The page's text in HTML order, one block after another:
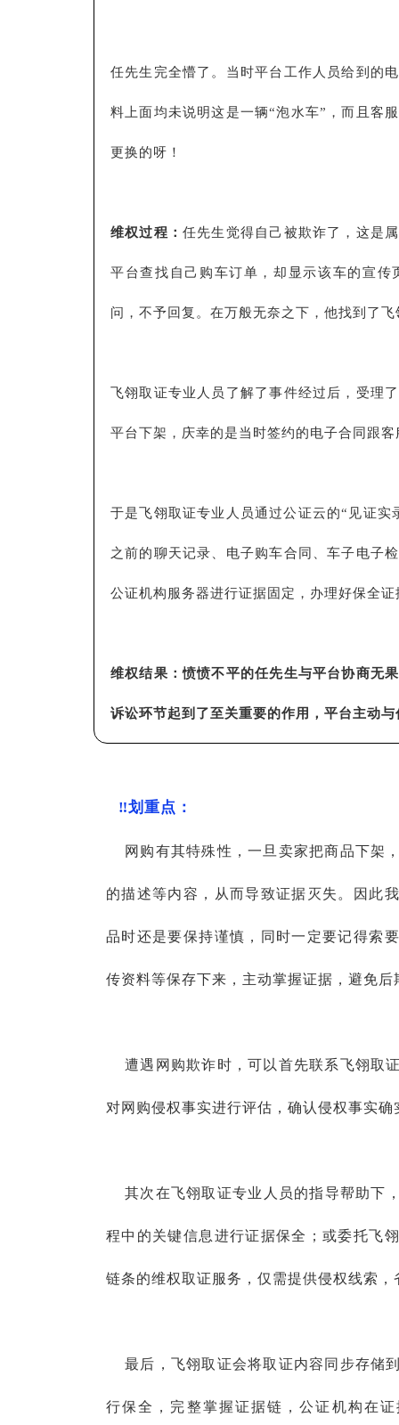
任先生完全懵了。当时平台工作人员给到的
料上面均未说明这是一辆“泡水车”，而且客
更换的呀！
维权过程：任先生觉得自己被欺诈了，这是
平台查找自己购车订单，却显示该车的宣
问，不予回复。在万般无奈之下，他找到了
飞翎取证专业人员了解了事件经过后，受理
平台下架，庆幸的是当时签约的电子合同跟
于是飞翎取证专业人员通过公证云的“见证
之前的聊天记录、电子购车合同、车子电子
公证机构服务器进行证据固定，办理好保全
维权结果：愤愤不平的任先生与平台协商无
诉讼环节起到了至关重要的作用，平台主动
‼️划重点：
网购有其特殊性，一旦卖家把商品下架
的描述等内容，从而导致证据灭失。因此
品时还是要保持谨慎，同时一定要记得索
传资料等保存下来，主动掌握证据，避免
遭遇网购欺诈时，可以首先联系飞翎取
对网购侵权事实进行评估，确认侵权事实
其次在飞翎取证专业人员的指导帮助下
程中的关键信息进行证据保全；或委托飞
链条的维权取证服务，仅需提供侵权线索，
最后，飞翎取证会将取证内容同步存储
行保全，完整掌握证据链，公证机构在